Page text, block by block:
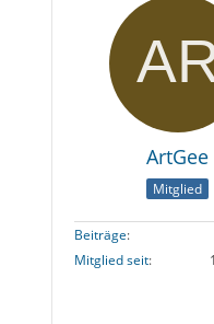
ArtGee
Mitglied
Beiträge
Mitglied seit